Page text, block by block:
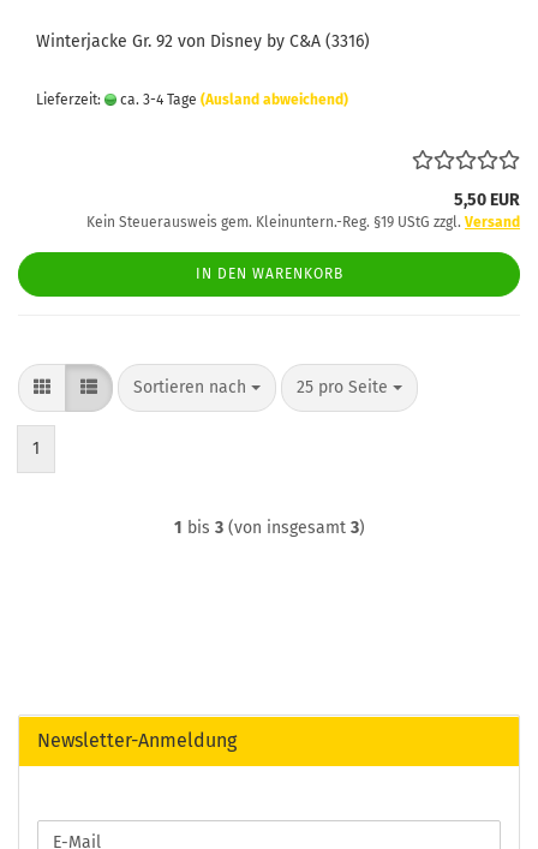
Winterjacke Gr. 92 von Disney by C&A (3316)
Lieferzeit: ca. 3-4 Tage (Ausland abweichend)
5,50 EUR
Kein Steuerausweis gem. Kleinuntern.-Reg. §19 UStG zzgl. Versand
IN DEN WARENKORB
Sortieren nach
Sortieren nach 25 pro Seite
pro Seite
1
1 bis 3(von insgesamt 3)
Newsletter-Anmeldung
E-